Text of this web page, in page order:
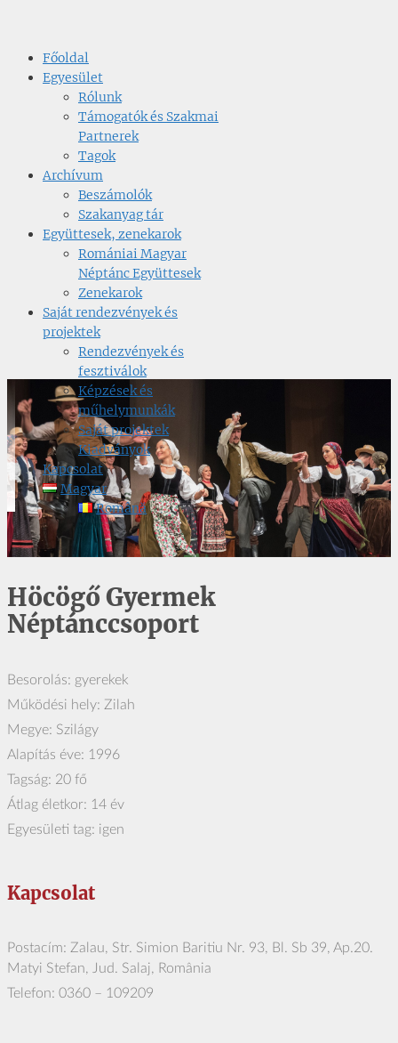
Főoldal
Egyesület
Rólunk
Támogatók és Szakmai
Partnerek
Tagok
Archívum
Beszámolók
Szakanyag tár
Együttesek, zenekarok
Romániai Magyar
Néptánc Együttesek
Zenekarok
Saját rendezvények és
projektek
Rendezvények és
fesztiválok
Képzések és
műhelymunkák
Saját projektek
Kiadványok
Kapcsolat
Magyar
Română
Höcögő Gyermek
Néptánccsoport
Besorolás: gyerekek
Működési hely: Zilah
Megye: Szilágy
Alapítás éve: 1996
Tagság: 20 fő
Átlag életkor: 14 év
Egyesületi tag: igen
Kapcsolat
Postacím: Zalau, Str. Simion Baritiu Nr. 93, Bl. Sb 39, Ap.20.
Matyi Stefan, Jud. Salaj, România
Telefon: 0360 – 109209